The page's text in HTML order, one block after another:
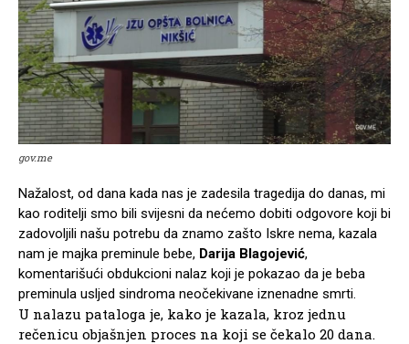
gov.me
Nažalost, od dana kada nas je zadesila tragedija do danas, mi
kao roditelji smo bili svijesni da nećemo dobiti odgovore koji bi
zadovoljili našu potrebu da znamo zašto Iskre nema, kazala
nam je majka preminule bebe, Darija Blagojević,
komentarišući obdukcioni nalaz koji je pokazao da je beba
preminula usljed sindroma neočekivane iznenadne smrti.
U nalazu pataloga je, kako je kazala, kroz jednu
rečenicu objašnjen proces na koji se čekalo 20 dana.